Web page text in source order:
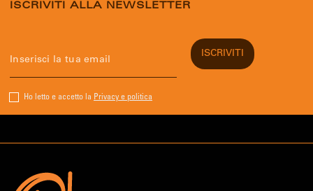
ISCRIVITI ALLA NEWSLETTER
Ho letto e accetto la Privacy e politica